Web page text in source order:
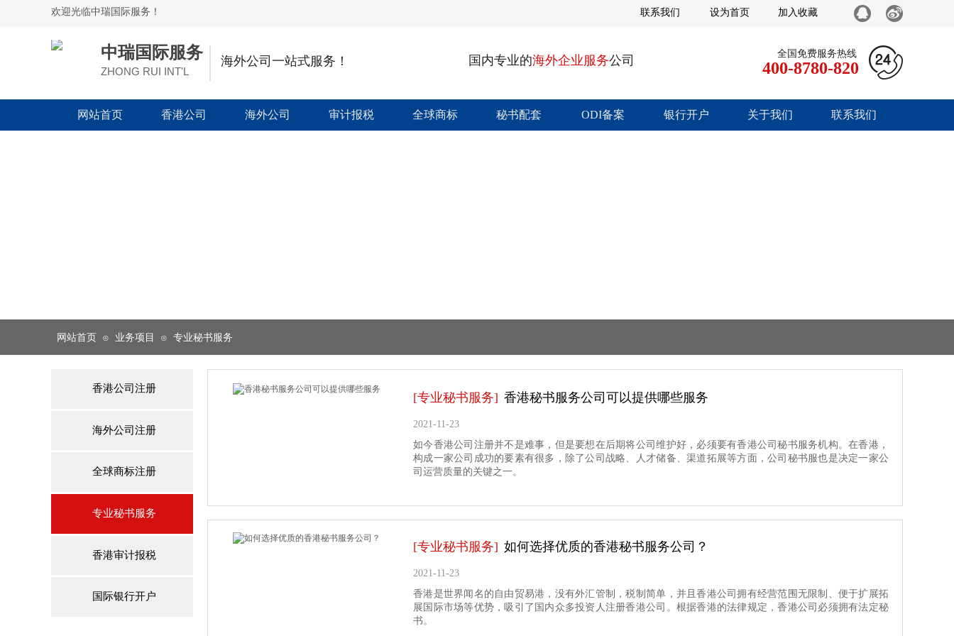
欢迎光临中瑞国际服务！ 设为首页 加入收藏
联系我们
ZHONG RUI INT'L
中瑞国际服务 海外公司一站式服务！ 国内专业的海外企业服务公司 全国免费服务热线
400-8780-820
网站首页 香港公司 海外公司 审计报税 全球商标 秘书配套 ODI备案 银行开户 关于我们 联系我们
网站首页 ⊙ 业务项目 ⊙ 专业秘书服务
香港公司注册
海外公司注册
全球商标注册
专业秘书服务
香港审计报税
国际银行开户
按钮文本
[专业秘书服务] 香港秘书服务公司可以提供哪些服务
2021-11-23
如今香港公司注册并不是难事，但是要想在后期将公司维护好，必须要有香港公司秘书服务机构。在香港，
构成一家公司成功的要素有很多，除了公司战略、人才储备、渠道拓展等方面，公司秘书服也是决定一家公
司运营质量的关键之一。
[专业秘书服务] 如何选择优质的香港秘书服务公司？
2021-11-23
香港是世界闻名的自由贸易港，没有外汇管制，税制简单，并且香港公司拥有经营范围无限制、便于扩展拓
展国际市场等优势，吸引了国内众多投资人注册香港公司。根据香港的法律规定，香港公司必须拥有法定秘
书。
按钮文本